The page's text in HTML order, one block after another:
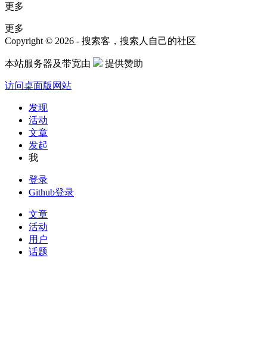
更多
更多
Copyright © 2026 - 搜索客，搜索人自己的社区
本站服务器及带宽由 提供赞助
访问桌面版网站
发现
活动
文章
发起
我
登录
Github登录
文章
活动
用户
话题